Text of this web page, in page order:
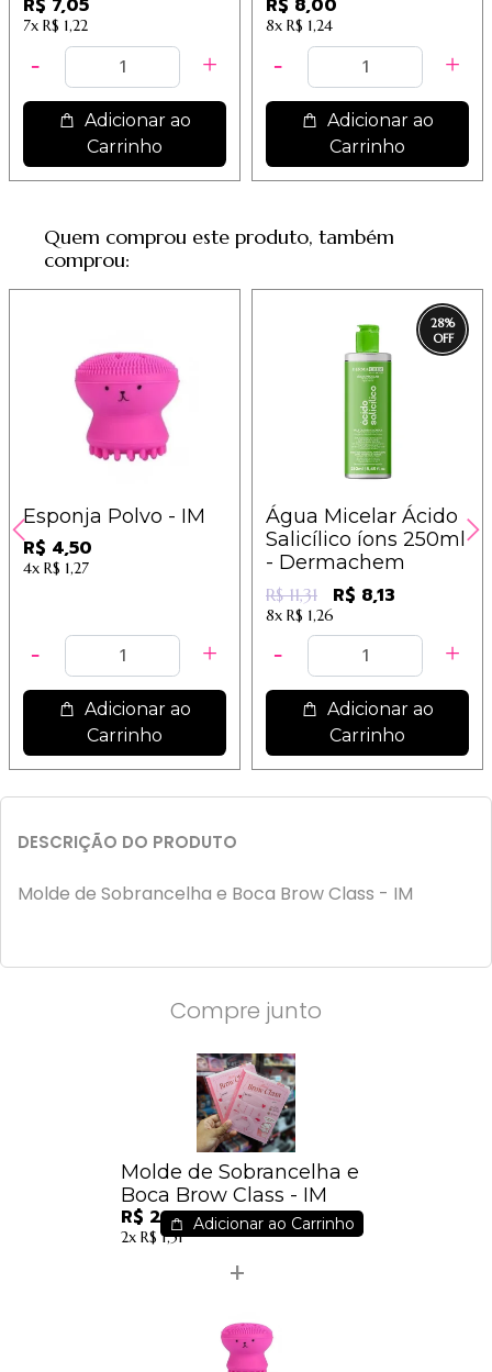
R$ 7,05
7x R$ 1,22
Adicionar ao
Carrinho
R$ 8,00
8x R$ 1,24
Adicionar ao
Carrinho
Quem comprou este produto, também
comprou:
Esponja Polvo - IM
R$ 4,50
4x R$ 1,27
Adicionar ao
Carrinho
28%
Água Micelar Ácido
Salicílico íons 250ml
- Dermachem
R$ 11,31 R$ 8,13
8x R$ 1,26
Adicionar ao
Carrinho
DESCRIÇÃO DO PRODUTO
Molde de Sobrancelha e Boca Brow Class - IM
Compre junto
Molde de Sobrancelha e
Boca Brow Class - IM
R$ 2,80
2x R$ 1,51
Adicionar ao Carrinho